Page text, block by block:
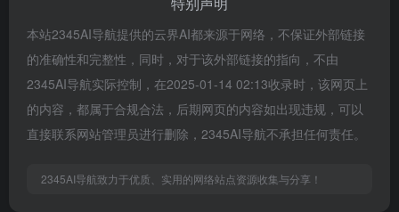
本站2345AI导航提供的云界AI都来源于网络，不保证外部链接
的准确性和完整性，同时，对于该外部链接的指向，不由
2345AI导航实际控制，在2025-01-14 02:13收录时，该网页上
的内容，都属于合规合法，后期网页的内容如出现违规，可以
直接联系网站管理员进行删除，2345AI导航不承担任何责任。
2345AI导航致力于优质、实用的网络站点资源收集与分享！